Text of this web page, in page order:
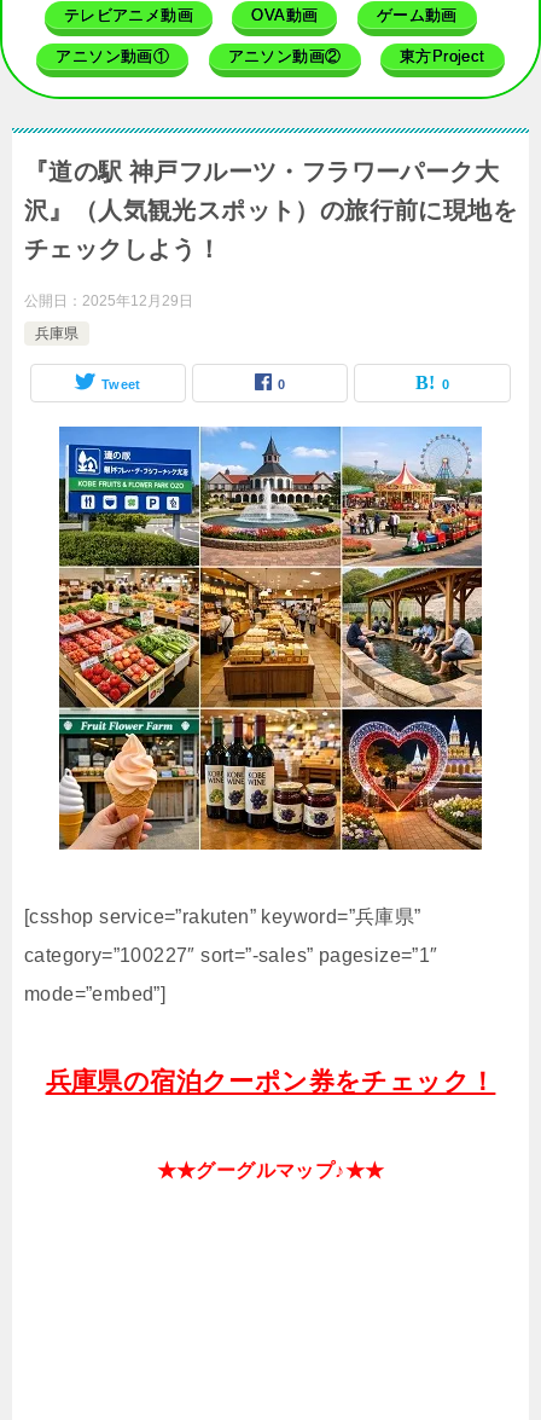
テレビアニメ動画 OVA動画 ゲーム動画
アニソン動画① アニソン動画② 東方Project
『道の駅 神戸フルーツ・フラワーパーク大
沢』（人気観光スポット）の旅行前に現地を
チェックしよう！
公開日： 2025年12月29日
兵庫県
Tweet 0 0
[csshop service=”rakuten” keyword=”兵庫県”
category=”100227″ sort=”-sales” pagesize=”1″
mode=”embed”]
兵庫県の宿泊クーポン券をチェック！
★★グーグルマップ♪★★